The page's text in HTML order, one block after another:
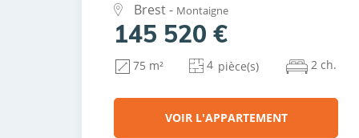
Brest - Montaigne
145 520 €
75 m² 4 pièce(s) 2 ch.
VOIR L'APPARTEMENT